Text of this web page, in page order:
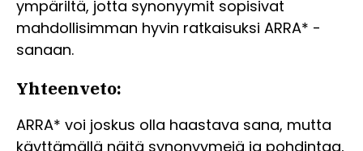
ympäriltä, jotta synonyymit sopisivat
mahdollisimman hyvin ratkaisuksi ARRA* -
sanaan.
Yhteenveto:
ARRA* voi joskus olla haastava sana, mutta
käyttämällä näitä synonyymejä ja pohdintaa,